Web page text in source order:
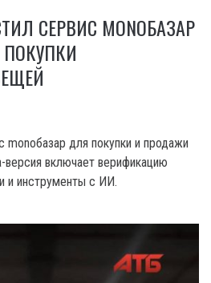
СЕРВИС MONOБАЗАР
monoбазар для покупки и продажи
включает верификацию
и инструменты с ИИ.